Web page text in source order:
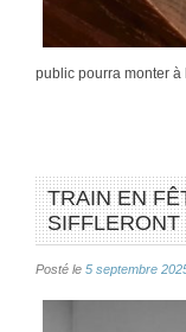
public pourra monter à
TRAIN EN
Posté le 5 septembre